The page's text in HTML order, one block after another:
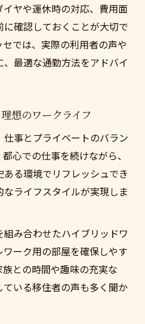
ヤや運休時の対応、費用面
確認しておくことが大切で
では、実際の利用者の声や
最適な通勤方法をアドバイ
想のワークライフ
事とプライベートのバラン
心での仕事を続けながら、
る環境でリフレッシュでき
ライフスタイルが実現しま
み合わせたハイブリッドワ
ーク用の部屋を確保しやす
との時間や趣味の充実な
いる移住者の声も多く聞か